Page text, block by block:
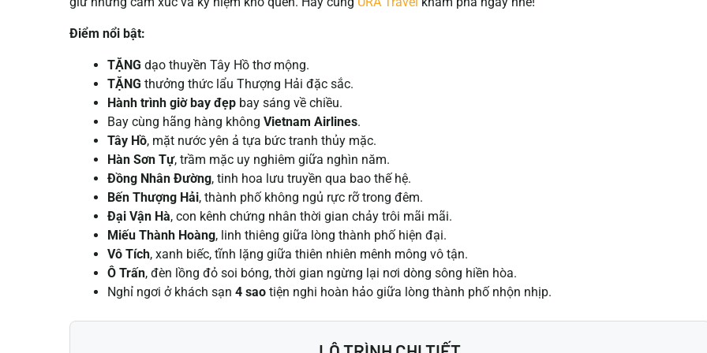
Điểm nổi bật:
TẶNG dạo thuyền Tây Hồ thơ mộng.
TẶNG thưởng thức lẩu Thượng Hải đặc sắc.
Hành trình giờ bay đẹp bay sáng về chiều.
Bay cùng hãng hàng không Vietnam Airlines.
Tây Hồ, mặt nước yên ả tựa bức tranh thủy mặc.
Hàn Sơn Tự, trầm mặc uy nghiêm giữa nghìn năm.
Đồng Nhân Đường, tinh hoa lưu truyền qua bao thế hệ.
Bến Thượng Hải, thành phố không ngủ rực rỡ trong đêm.
Đại Vận Hà, con kênh chứng nhân thời gian chảy trôi mãi mãi.
Miếu Thành Hoàng, linh thiêng giữa lòng thành phố hiện đại.
Vô Tích, xanh biếc, tĩnh lặng giữa thiên nhiên mênh mông vô tận.
Ô Trấn, đèn lồng đỏ soi bóng, thời gian ngừng lại nơi dòng sông hiền hòa.
Nghỉ ngơi ở khách sạn 4 sao tiện nghi hoàn hảo giữa lòng thành phố nhộn nhịp.